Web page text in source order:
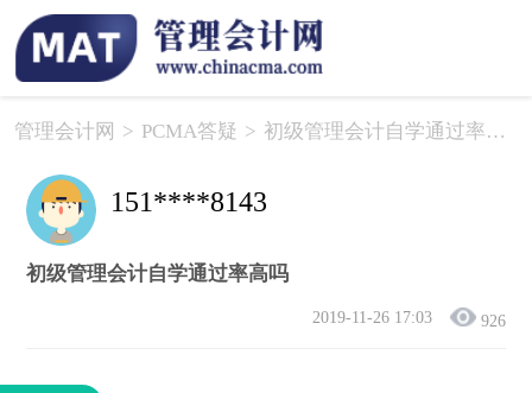
管理会计网 > PCMA答疑 > 初级管理会计自学通过率高吗
151****8143
初级管理会计自学通过率高吗
2019-11-26 17:03 926